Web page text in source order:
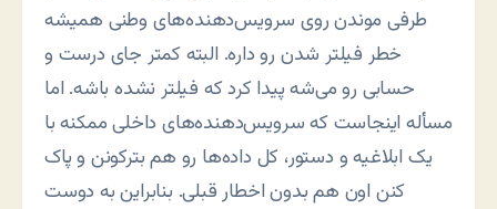
طرفی موندن روی سرویس‌دهنده‌های وطنی همیشه
خطر فیلتر شدن رو داره. البته کمتر جای درست و
حسابی رو می‌شه پیدا کرد که فیلتر نشده باشه. اما
مسأله اینجاست که سرویس‌دهنده‌های داخلی ممکنه با
یک ابلاغیه و دستور، کل داده‌ها رو هم بترکونن و پاک
کنن اون هم بدون اخطار قبلی. بنابراین به دوست